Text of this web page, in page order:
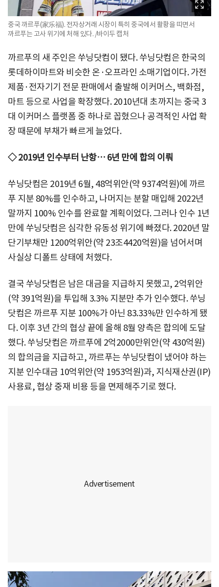
중국 까르푸(家乐福). 전자상거래 시장이 특히 중국에서 활황을 띠면서
까르푸는 고사 위기에 처해 있다. /바이두 캡처
까르푸의 새 주인은 쑤닝닷컴이 됐다. 쑤닝닷컴은 한국의
롯데하이마트와 비슷한 온·오프라인 소매기업이다. 가전
제품·전자기기 전문 판매에서 출발해 이커머스, 백화점,
마트 등으로 사업을 확장했다. 2010년대 초까지는 중국 3
대 이커머스 플랫폼 중 하나로 꼽혔으나 공격적인 사업 확
장 때문에 부채가 빠르게 늘었다.
◇ 2019년 인수부터 난항… 6년 만에 합의 이뤄
쑤닝닷컴은 2019년 6월, 48억위안(약 9374억원)에 까르
푸 지분 80%를 인수하고, 나머지는 분할 매입해 2022년
말까지 100% 인수를 완료할 계획이었다. 그러나 인수 1년
만에 쑤닝닷컴은 심각한 유동성 위기에 빠졌다. 2020년 말
단기부채만 1200억위안(약 23조4420억원)을 넘어서며
사실상 디폴트 상태에 처했다.
결국 쑤닝닷컴은 남은 대금을 지급하지 못했고, 2억위안
(약 391억원)을 투입해 3.3% 지분만 추가 인수했다. 쑤닝
닷컴은 까르푸 지분 100%가 아닌 83.33%만 인수하게 됐
다. 이후 3년 간의 협상 끝에 올해 8월 양측은 합의에 도달
했다. 쑤닝닷컴은 까르푸에 2억2000만위안(약 430억원)
의 합의금을 지급하고, 까르푸는 쑤닝닷컴이 냈어야 하는
지분 인수대금 10억위안(약 1953억원)과, 지식재산권(IP)
사용료, 협상 중재 비용 등을 면제해주기로 했다.